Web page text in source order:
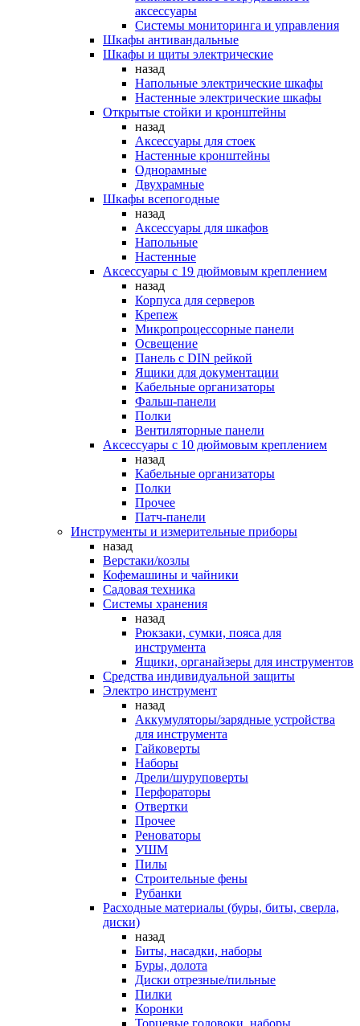
аксессуары
Системы мониторинга и управления
Шкафы антивандальные
Шкафы и щиты электрические
назад
Напольные электрические шкафы
Настенные электрические шкафы
Открытые стойки и кронштейны
назад
Аксессуары для стоек
Настенные кронштейны
Однорамные
Двухрамные
Шкафы всепогодные
назад
Аксессуары для шкафов
Напольные
Настенные
Аксессуары с 19 дюймовым креплением
назад
Корпуса для серверов
Крепеж
Микропроцессорные панели
Освещение
Панель с DIN рейкой
Ящики для документации
Кабельные организаторы
Фальш-панели
Полки
Вентиляторные панели
Аксессуары с 10 дюймовым креплением
назад
Кабельные организаторы
Полки
Прочее
Патч-панели
Инструменты и измерительные приборы
назад
Верстаки/козлы
Кофемашины и чайники
Садовая техника
Системы хранения
назад
Рюкзаки, сумки, пояса для
инструмента
Ящики, органайзеры для инструментов
Средства индивидуальной защиты
Электро инструмент
назад
Аккумуляторы/зарядные устройства
для инструмента
Гайковерты
Наборы
Дрели/шуруповерты
Перфораторы
Отвертки
Прочее
Реноваторы
УШМ
Пилы
Строительные фены
Рубанки
Расходные материалы (буры, биты, сверла,
диски)
назад
Биты, насадки, наборы
Буры, долота
Диски отрезные/пильные
Пилки
Коронки
Торцевые головоки, наборы